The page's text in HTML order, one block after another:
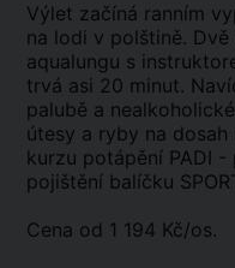
Výlet začíná ranním
na lodi v polštině.
aqualungu s
trvá asi 20 minut.
palubě a
útesy a ryby na
kurzu potápění PADI
pojištění balíčku
Cena od 1 194 Kč/os.